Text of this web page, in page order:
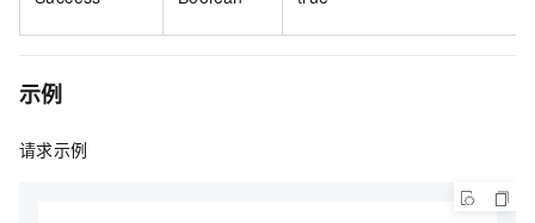
示例
请求示例